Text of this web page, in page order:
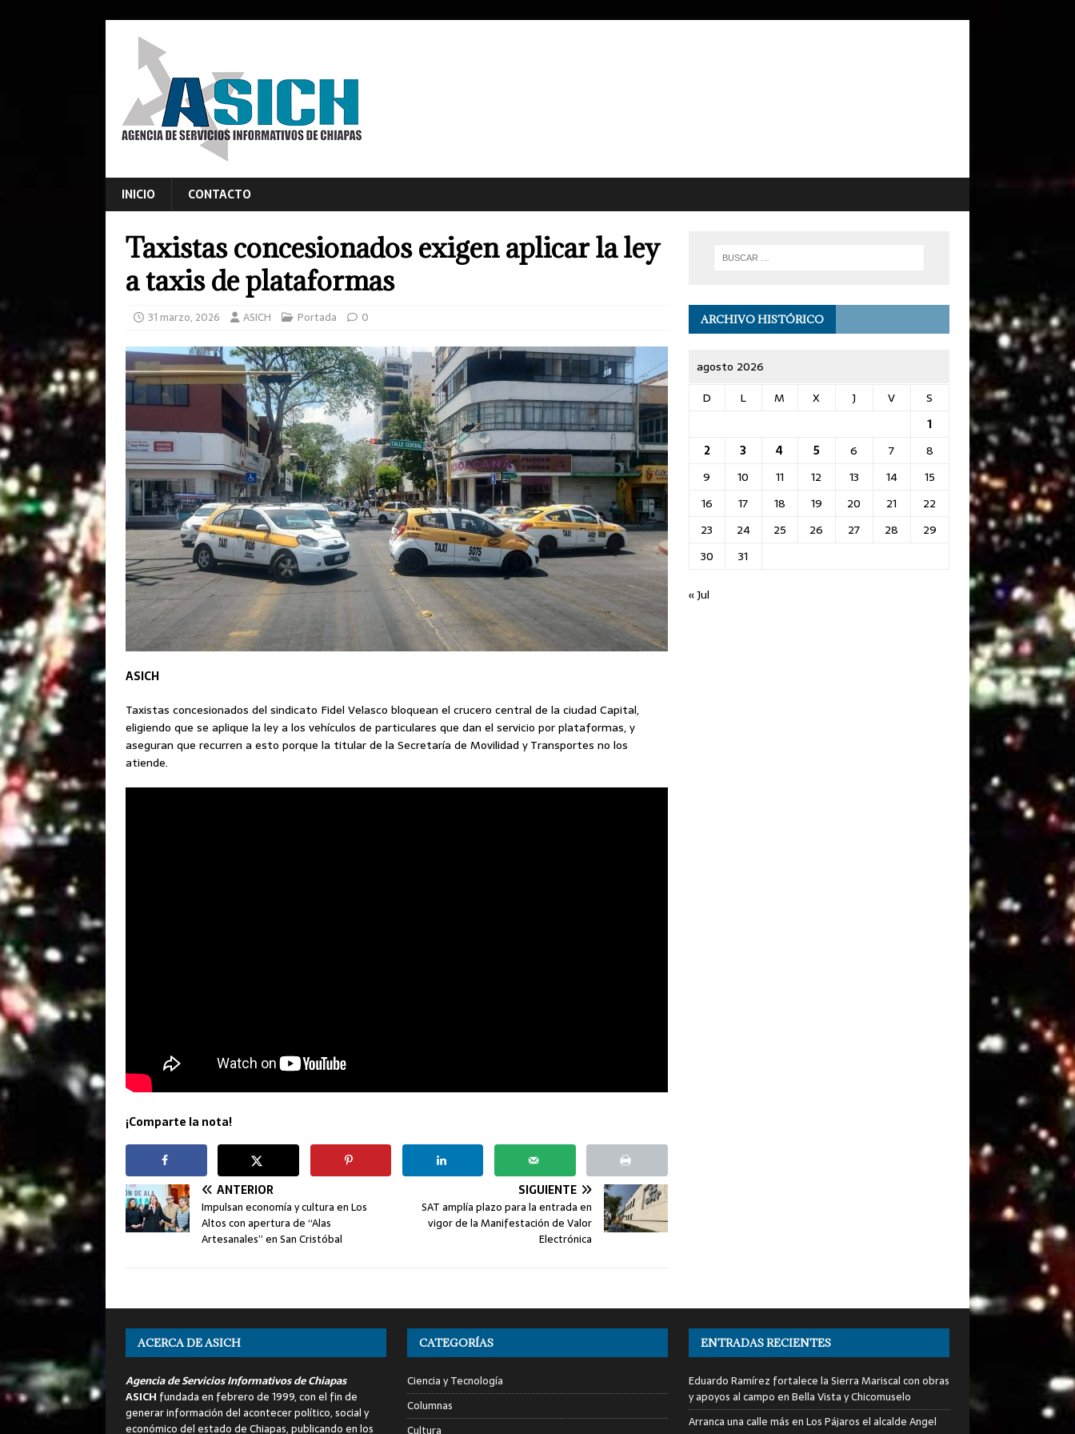
INICIO CONTACTO
Taxistas concesionados exigen aplicar la ley
a taxis de plataformas
31 marzo, 2026 ASICH Portada 0
ASICH
Taxistas concesionados del sindicato Fidel Velasco bloquean el crucero central de la ciudad Capital,
eligiendo que se aplique la ley a los vehículos de particulares que dan el servicio por plataformas, y
aseguran que recurren a esto porque la titular de la Secretaría de Movilidad y Transportes no los
atiende.
¡Comparte la nota!
ANTERIOR
Impulsan economía y cultura en Los
Altos con apertura de “Alas
Artesanales” en San Cristóbal
SIGUIENTE
SAT amplía plazo para la entrada en
vigor de la Manifestación de Valor
Electrónica
ARCHIVO HISTÓRICO
agosto 2026
D
L M X J V
S
1
2
3 4 5 6 7
8
9
10 11 12 13 14
15
16
17 18 19 20 21
22
23
24 25 26 27 28
29
30
31
« Jul
ACERCA DE ASICH
Agencia de Servicios Informativos de Chiapas
ASICH fundada en febrero de 1999, con el fin de
generar información del acontecer político, social y
económico del estado de Chiapas, publicando en los
CATEGORÍAS
Ciencia y Tecnología
Columnas
Cultura
ENTRADAS RECIENTES
Eduardo Ramírez fortalece la Sierra Mariscal con obras
y apoyos al campo en Bella Vista y Chicomuselo
Arranca una calle más en Los Pájaros el alcalde Angel